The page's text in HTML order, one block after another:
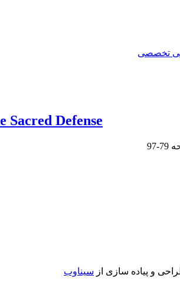
تخصصی
Defense
79-97
و پیاده سازی از سیناوب